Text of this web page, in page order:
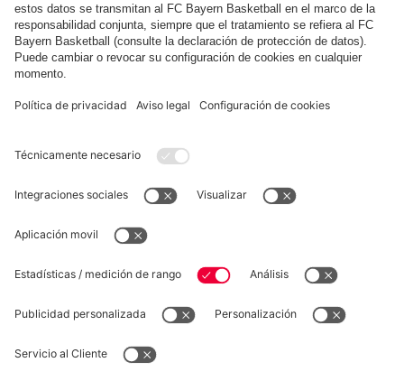
Camp 2019
Mostrar más contenido
COLABORADOR